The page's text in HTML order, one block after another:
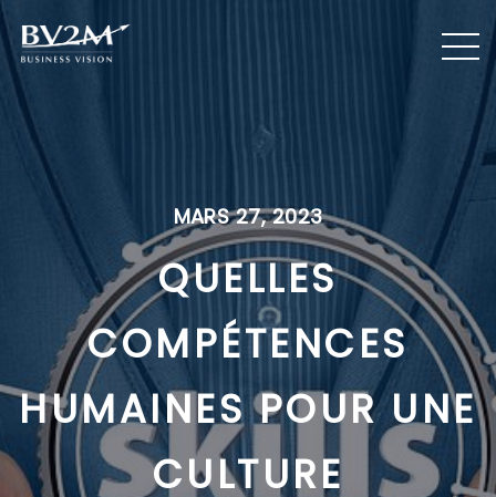
MARS 27, 2023
QUELLES
COMPÉTENCES
HUMAINES POUR UNE
CULTURE